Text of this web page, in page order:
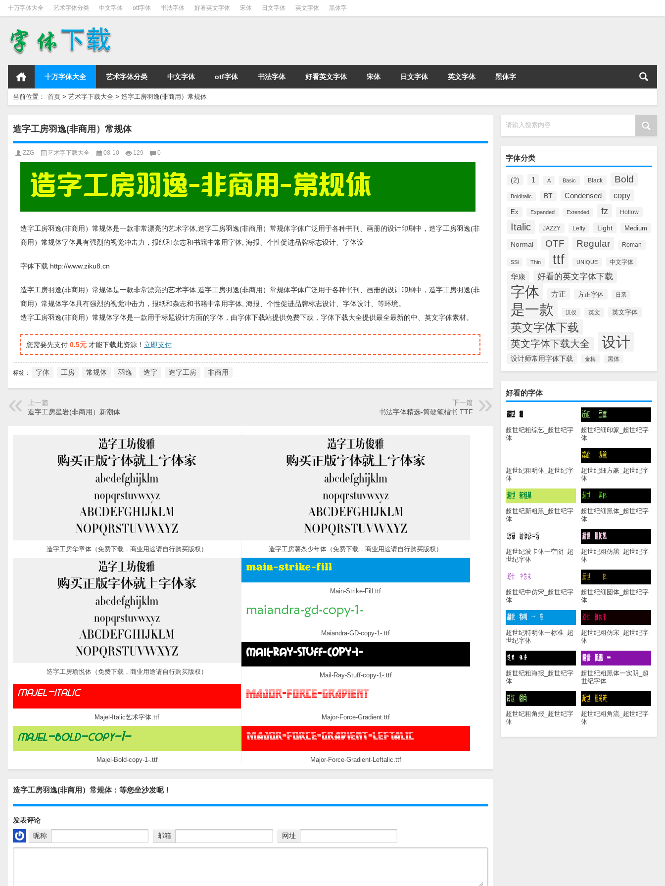
十万字体大全 艺术字体分类 中文字体 otf字体 书法字体 好看英文字体 宋体 日文字体 英文字体 黑体字
十万字体大全 艺术字体分类 中文字体 otf字体 书法字体 好看英文字体 宋体 日文字体 英文字体 黑体字
当前位置： 首页 > 艺术字下载大全 > 造字工房羽逸(非商用）常规体
请输入搜索内容
字体分类
(2) 1 A Basic Black Bold
BoldItalic BT Condensed copy
Ex Expanded Extended fz Hollow
Italic JAZZY Lefty Light Medium
Normal OTF Regular Roman
SSi Thin ttf UNIQUE 中文字体
华康 好看的英文字体下载
字体 方正 方正字体 日系
是一款 汉仪 英文 英文字体
英文字体下载
英文字体下载大全 设计
设计师常用字体下载 金梅 黑体
好看的字体
超世纪粗综艺_超世纪字
体
超世纪细印篆_超世纪字
体
超世纪粗明体_超世纪字
体
超世纪细方篆_超世纪字
体
超世纪新粗黑_超世纪字
体
超世纪细黑体_超世纪字
体
超世纪波卡体一空阴_超
世纪字体
超世纪粗仿黑_超世纪字
体
超世纪中仿宋_超世纪字
体
超世纪细圆体_超世纪字
体
超世纪特明体一标准_超
世纪字体
超世纪粗仿宋_超世纪字
体
超世纪粗海报_超世纪字
体
超世纪粗黑体一实阴_超
世纪字体
超世纪粗角报_超世纪字
体
超世纪粗角流_超世纪字
体
造字工房羽逸(非商用）常规体
ZZG 艺术字下载大全 08-10 129 0
造字工房羽逸(非商用）常规体是一款非常漂亮的艺术字体,造字工房羽逸(非商用）常规体字体广泛用于各种书刊、画册的设计印刷中，造字工房羽逸(非
商用）常规体字体具有强烈的视觉冲击力，报纸和杂志和书籍中常用字体, 海报、个性促进品牌标志设计、字体设
字体下载 http://www.ziku8.cn
造字工房羽逸(非商用）常规体是一款非常漂亮的艺术字体,造字工房羽逸(非商用）常规体字体广泛用于各种书刊、画册的设计印刷中，造字工房羽逸(非
商用）常规体字体具有强烈的视觉冲击力，报纸和杂志和书籍中常用字体, 海报、个性促进品牌标志设计、字体设计、等环境。
造字工房羽逸(非商用）常规体字体是一款用于标题设计方面的字体，由字体下载站提供免费下载，字体下载大全提供最全最新的中、英文字体素材。
您需要先支付 0.5元 才能下载此资源！ 立即支付
标签： 字体 工房 常规体 羽逸 造字 造字工房 非商用
上一篇
造字工房星岩(非商用）新潮体
下一篇
书法字体精选-简硬笔楷书.TTF
造字工房华章体（免费下载，商业用途请自行购买版权） 造字工房薯条少年体（免费下载，商业用途请自行购买版权）
造字工房瑜悦体（免费下载，商业用途请自行购买版权）
Main-Strike-Fill.ttf
Maiandra-GD-copy-1-.ttf
Mail-Ray-Stuff-copy-1-.ttf
Majel-Italic艺术字体.ttf Major-Force-Gradient.ttf
Majel-Bold-copy-1-.ttf Major-Force-Gradient-Leftalic.ttf
造字工房羽逸(非商用）常规体：等您坐沙发呢！
发表评论
昵称
邮箱 网址